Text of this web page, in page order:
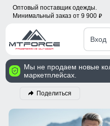
Оптовый поставщик одежды.
Минимальный заказ от 9 900 p
Вход
Мы не продаем новые
маркетплейсах.
Поделиться